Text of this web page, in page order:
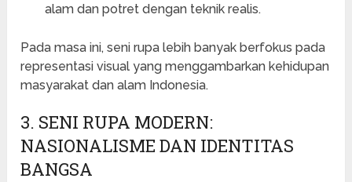
alam dan potret dengan teknik realis.
Pada masa ini, seni rupa lebih banyak berfokus pada
representasi visual yang menggambarkan kehidupan
masyarakat dan alam Indonesia.
3. SENI RUPA MODERN:
NASIONALISME DAN IDENTITAS
BANGSA